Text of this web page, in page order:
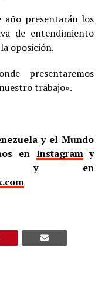
año presentarán los
de entendimiento
oposición.
presentaremos
trabajo».
y el Mundo
en Instagramy
en